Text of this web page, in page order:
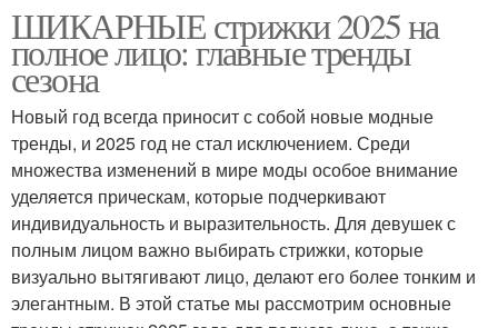
ШИКАРНЫЕ стрижки 2025 на
полное лицо: главные тренды
сезона
Новый год всегда приносит с собой новые модные
тренды, и 2025 год не стал исключением. Среди
множества изменений в мире моды особое внимание
уделяется прическам, которые подчеркивают
индивидуальность и выразительность. Для девушек с
полным лицом важно выбирать стрижки, которые
визуально вытягивают лицо, делают его более тонким и
элегантным. В этой статье мы рассмотрим основные